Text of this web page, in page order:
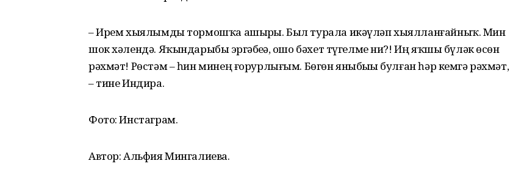
– Ирем хыялымды тормошҡа ашырҙы. Был турала икәүләп хыялланғайныҡ. Мин
шок хәлендә. Яҡындарыбыҙ эргәбеҙҙә, ошо бәхет түгелме ни?! Иң яҡшы бүләк өсөн
рәхмәт! Рөстәм – һин минең ғорурлығым. Бөгөн яныбыҙҙы булған һәр кемгә рәхмәт,
– тине Индира.
Фото: Инстаграм.
Автор: Альфия Мингалиева.